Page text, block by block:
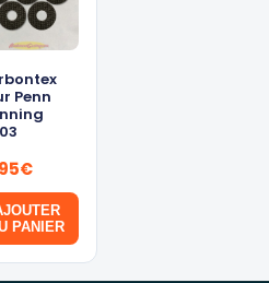
Penn
€
PANIER